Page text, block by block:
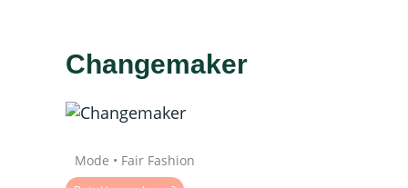
Daten werden geladen
Changemaker
Mode • Fair Fashion